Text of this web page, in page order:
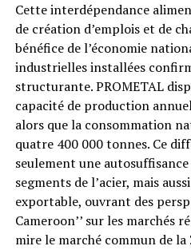
Cette interdépendance
de création d’emplois et de
bénéfice de l’économie
industrielles installées
structurante. PROMETAL
capacité de production
alors que la consommation
quatre 400 000 tonnes. Ce
seulement une
segments de l’acier, mais
exportable, ouvrant des
Cameroon’’ sur les marchés
mire le marché commun de la